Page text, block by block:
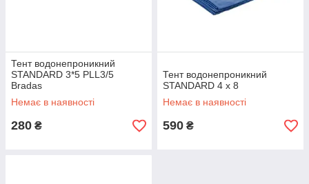
Тент водонепроникний
STANDARD 3*5 PLL3/5
Bradas
Немає в наявності
280 ₴
Тент водонепроникний
STANDARD 4 x 8
Немає в наявності
590 ₴